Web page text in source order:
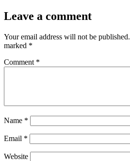
Leave a comment
Your email address will not be published.
marked *
Comment *
Name *
Email *
Website